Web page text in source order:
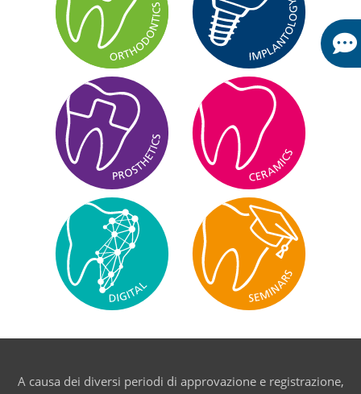
A causa dei diversi periodi di approvazione e registrazione,